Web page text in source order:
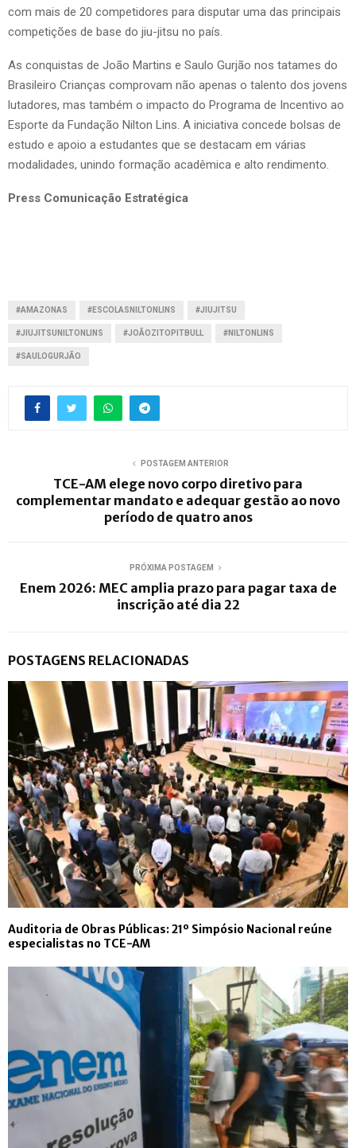
com mais de 20 competidores para disputar uma das principais
competições de base do jiu-jitsu no país.
As conquistas de João Martins e Saulo Gurjão nos tatames do
Brasileiro Crianças comprovam não apenas o talento dos jovens
lutadores, mas também o impacto do Programa de Incentivo ao
Esporte da Fundação Nilton Lins. A iniciativa concede bolsas de
estudo e apoio a estudantes que se destacam em várias
modalidades, unindo formação acadêmica e alto rendimento.
Press Comunicação Estratégica
#AMAZONAS #ESCOLASNILTONLINS #JIUJITSU
#JIUJITSUNILTONLINS #JOÃOZITOPITBULL #NILTONLINS
#SAULOGURJÃO
POSTAGEM ANTERIOR
TCE-AM elege novo corpo diretivo para
complementar mandato e adequar gestão ao novo
período de quatro anos
PRÓXIMA POSTAGEM
Enem 2026: MEC amplia prazo para pagar taxa de
inscrição até dia 22
POSTAGENS RELACIONADAS
Auditoria de Obras Públicas: 21º Simpósio Nacional reúne
especialistas no TCE-AM